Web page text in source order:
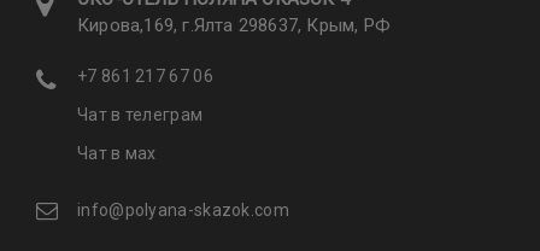
Кирова,169, г.Ялта 298637, Крым, РФ
+7 861 217 67 06
Чат в телеграм
Чат в мах
info@polyana-skazok.com